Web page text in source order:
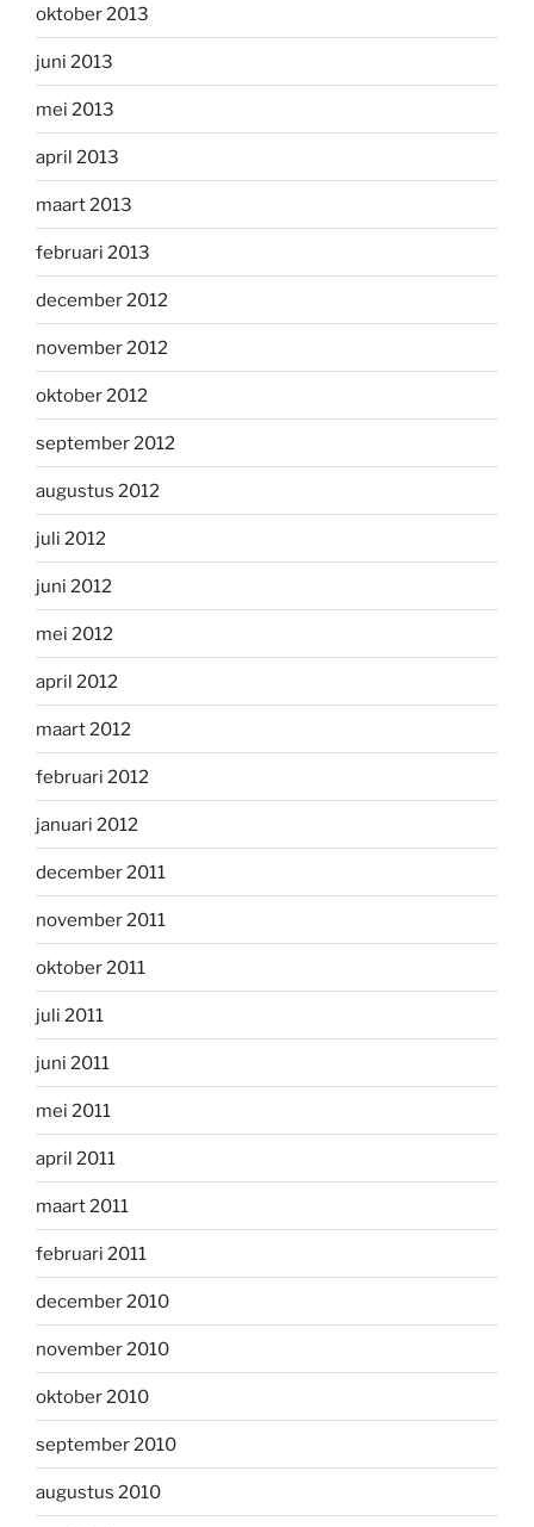
oktober 2013
juni 2013
mei 2013
april 2013
maart 2013
februari 2013
december 2012
november 2012
oktober 2012
september 2012
augustus 2012
juli 2012
juni 2012
mei 2012
april 2012
maart 2012
februari 2012
januari 2012
december 2011
november 2011
oktober 2011
juli 2011
juni 2011
mei 2011
april 2011
maart 2011
februari 2011
december 2010
november 2010
oktober 2010
september 2010
augustus 2010